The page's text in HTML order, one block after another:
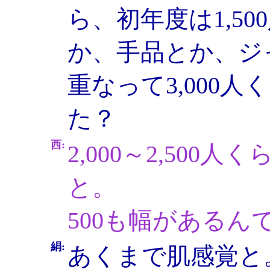
ら、初年度は
か、手品とか、
重なって3,000人
た？
西: 2,000～2,500人く
と。
500も幅があるん
絹: あくまで肌感覚と